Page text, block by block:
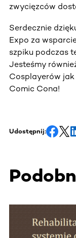
zwycięzców
Serdecznie
Expo za
szpiku podczas
Jesteśmy
Cosplayerów jak
Comic Cona!
Udostępnij:
Ta sekcja